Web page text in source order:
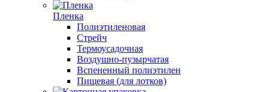
Пленка
Полиэтиленовая
Стрейч
Термоусадочная
Воздушно-пузырчатая
Вспененный полиэтилен
Пищевая (для лотков)